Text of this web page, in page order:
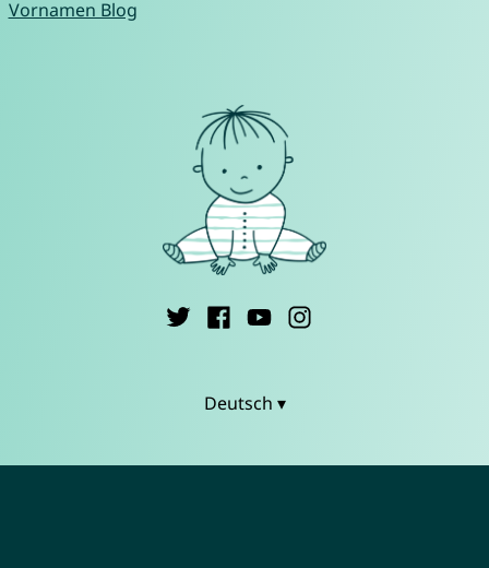
Vornamen Blog
Deutsch ▾